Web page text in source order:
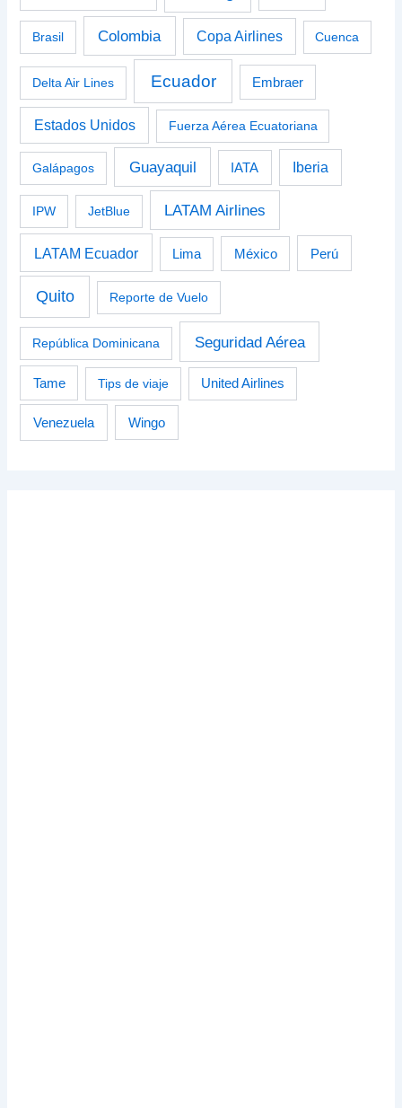
Brasil Colombia Copa Airlines Cuenca
Delta Air Lines Ecuador Embraer
Estados Unidos Fuerza Aérea Ecuatoriana
Galápagos Guayaquil IATA Iberia
IPW JetBlue LATAM Airlines
LATAM Ecuador Lima México Perú
Quito Reporte de Vuelo
República Dominicana Seguridad Aérea
Tame Tips de viaje United Airlines
Venezuela Wingo